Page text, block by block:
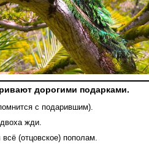
дорогими подарками.
с подарившим).
жди.
(отцовское) пополам.